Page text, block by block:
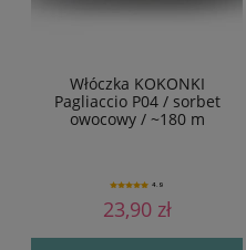
Włóczka KOKONKI
Pagliaccio P04 / sorbet
owocowy / ~180 m
4.9
23,90 zł